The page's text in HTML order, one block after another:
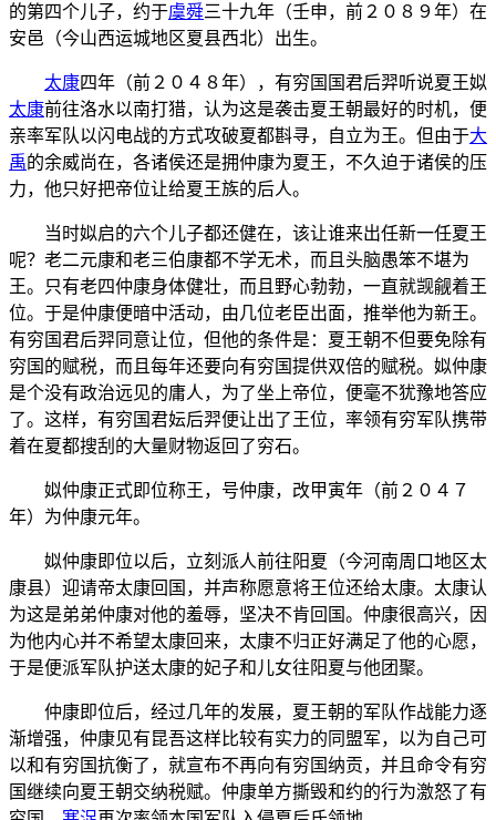
的第四个儿子，约于虞舜三十九年（壬申，前２０８９年）在
安邑（今山西运城地区夏县西北）出生。
太康四年（前２０４８年），有穷国国君后羿听说夏王姒
太康前往洛水以南打猎，认为这是袭击夏王朝最好的时机，便
亲率军队以闪电战的方式攻破夏都斟寻，自立为王。但由于大
禹的余威尚在，各诸侯还是拥仲康为夏王，不久迫于诸侯的压
力，他只好把帝位让给夏王族的后人。
当时姒启的六个儿子都还健在，该让谁来出任新一任夏王
呢？老二元康和老三伯康都不学无术，而且头脑愚笨不堪为
王。只有老四仲康身体健壮，而且野心勃勃，一直就觊觎着王
位。于是仲康便暗中活动，由几位老臣出面，推举他为新王。
有穷国君后羿同意让位，但他的条件是：夏王朝不但要免除有
穷国的赋税，而且每年还要向有穷国提供双倍的赋税。姒仲康
是个没有政治远见的庸人，为了坐上帝位，便毫不犹豫地答应
了。这样，有穷国君妘后羿便让出了王位，率领有穷军队携带
着在夏都搜刮的大量财物返回了穷石。
姒仲康正式即位称王，号仲康，改甲寅年（前２０４７
年）为仲康元年。
姒仲康即位以后，立刻派人前往阳夏（今河南周口地区太
康县）迎请帝太康回国，并声称愿意将王位还给太康。太康认
为这是弟弟仲康对他的羞辱，坚决不肯回国。仲康很高兴，因
为他内心并不希望太康回来，太康不归正好满足了他的心愿，
于是便派军队护送太康的妃子和儿女往阳夏与他团聚。
仲康即位后，经过几年的发展，夏王朝的军队作战能力逐
渐增强，仲康见有昆吾这样比较有实力的同盟军，以为自己可
以和有穷国抗衡了，就宣布不再向有穷国纳贡，并且命令有穷
国继续向夏王朝交纳税赋。仲康单方撕毁和约的行为激怒了有